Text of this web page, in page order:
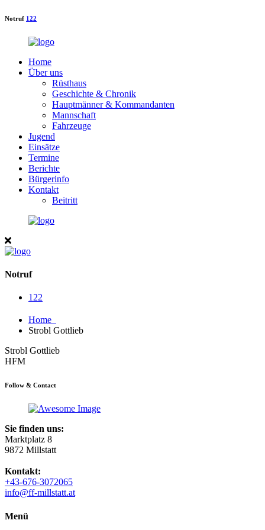
Notruf 122
Home
Über uns
Rüsthaus
Geschichte & Chronik
Hauptmänner & Kommandanten
Mannschaft
Fahrzeuge
Jugend
Einsätze
Termine
Berichte
Bürgerinfo
Kontakt
Beitritt
Notruf
122
Home
Strobl Gottlieb
Strobl Gottlieb
HFM
Follow & Contact
Sie finden uns:
Marktplatz 8
9872 Millstatt
Kontakt:
+43-676-3072065
info@ff-millstatt.at
Menü